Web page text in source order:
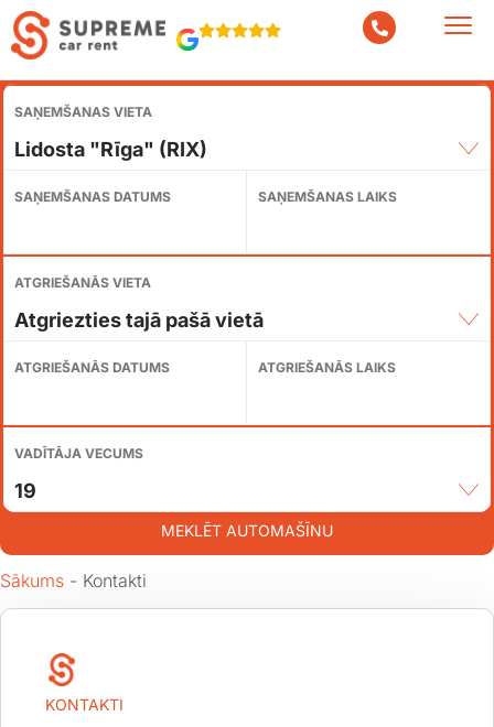
SAŅEMŠANAS VIETA
Lidosta "Rīga" (RIX)
SAŅEMŠANAS DATUMS SAŅEMŠANAS LAIKS
ATGRIEŠANĀS VIETA
Atgriezties tajā pašā vietā
ATGRIEŠANĀS DATUMS ATGRIEŠANĀS LAIKS
VADĪTĀJA VECUMS
19
MEKLĒT AUTOMAŠĪNU
Sākums - Kontakti
KONTAKTI